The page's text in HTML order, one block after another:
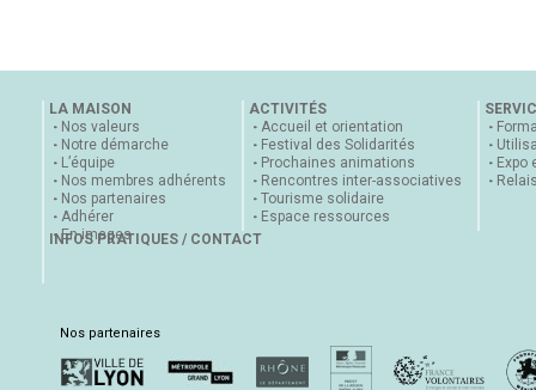
LA MAISON
Nos valeurs
Notre démarche
L’équipe
Nos membres adhérents
Nos partenaires
Adhérer
En images
ACTIVITÉS
Accueil et orientation
Festival des Solidarités
Prochaines animations
Rencontres inter-associatives
Tourisme solidaire
Espace ressources
Expo
INFOS PRATIQUES / CONTACT
Nos partenaires